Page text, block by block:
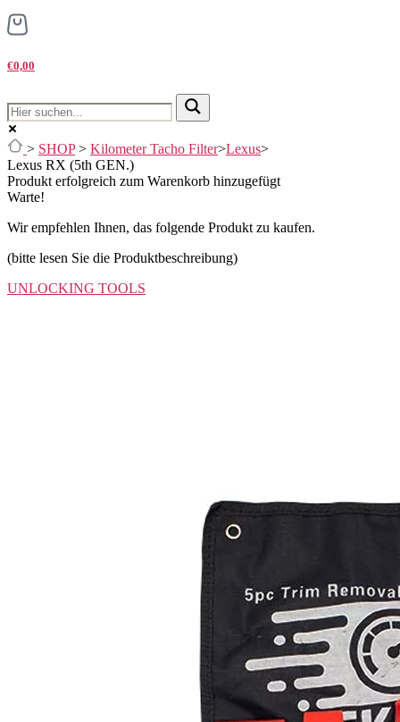
€0,00
> SHOP > Kilometer Tacho Filter>Lexus>
Lexus RX (5th GEN.)
Produkt erfolgreich zum Warenkorb hinzugefügt
Warte!
Wir empfehlen Ihnen, das folgende Produkt zu kaufen.
(bitte lesen Sie die Produktbeschreibung)
UNLOCKING TOOLS